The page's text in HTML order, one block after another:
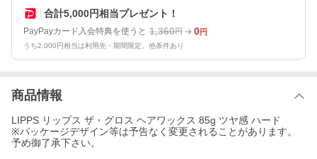
合計5,000円相当プレゼント！
PayPayカード入会特典を使うと 1,360円 0円
うち2,000円相当は利用先・期間限定。他条件あり
商品情報
LIPPS リップス ザ・グロス ヘアワックス 85g ツヤ感 ハード
※パッケージデザイン等は予告なく変更されることがあります。
予め御了承下さい。